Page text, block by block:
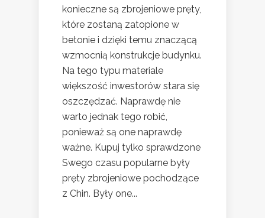
konieczne są zbrojeniowe pręty,
które zostaną zatopione w
betonie i dzięki temu znaczącą
wzmocnią konstrukcje budynku.
Na tego typu materiale
większość inwestorów stara się
oszczędzać. Naprawdę nie
warto jednak tego robić,
ponieważ są one naprawdę
ważne. Kupuj tylko sprawdzone
Swego czasu popularne były
pręty zbrojeniowe pochodzące
z Chin. Były one...